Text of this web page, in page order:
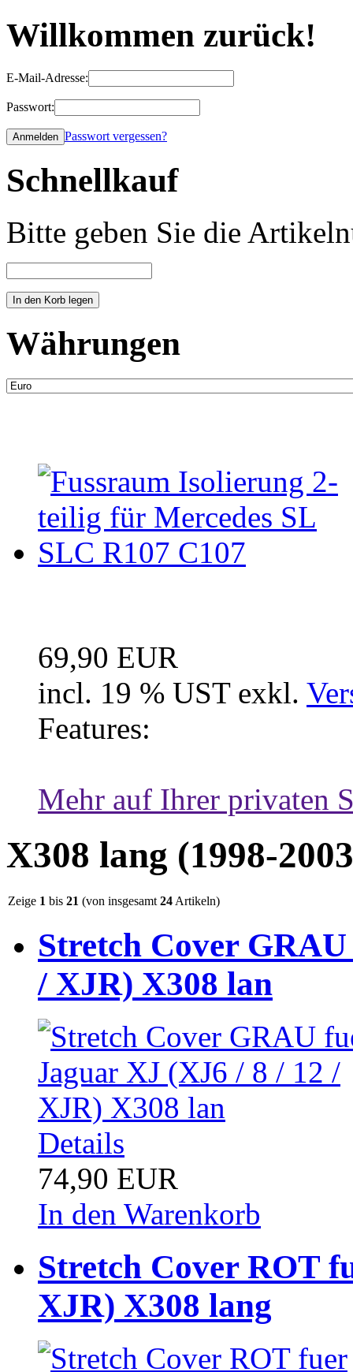
Willkommen zurück!
E-Mail-Adresse:
Passwort:
Passwort vergessen?
Schnellkauf
Bitte geben Sie die
Währungen
69,90 EUR
incl. 19 % UST exkl.
Features:
Mehr auf Ihrer privaten
X308 lang (1998-
Zeige 1 bis 21 (von insgesamt24Artikeln)
Stretch Cover
/ XJR) X308 lan
Details
74,90 EUR
In den Warenkorb
Stretch Cover ROT
XJR) X308 lang